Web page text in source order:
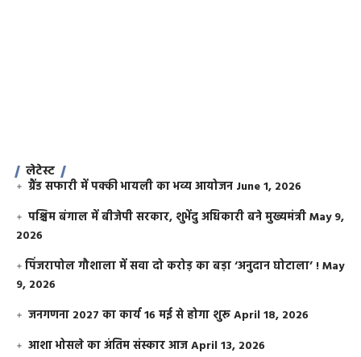
लेटेस्ट
ग्रैंड सफारी में पक्की भायली का भव्य आयोजन June 1, 2026
पश्चिम बंगाल में बीजेपी सरकार, शुभेंदु अधिकारी बने मुख्यमंत्रीMay 9,
2026
​पिंजरापोल गौशाला में सवा दो करोड़ का बड़ा ‘अनुदान घोटाला’ !May
9, 2026
जनगणना 2027 का कार्य 16 मई से होगा शुरूApril 18, 2026
आशा भोसले का अंतिम संस्कार आजApril 13, 2026